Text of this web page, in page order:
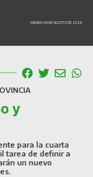
SÁBADO 08 DE AGOSTO DE 2026
y
para la cuarta
tarea de definir a
un nuevo